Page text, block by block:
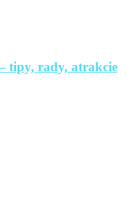
tipy, rady, atrakcie